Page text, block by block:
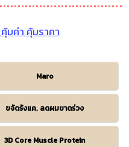
มค่า คุ้มราคา
Maro
ขจัดรังแค, ลดผมขาดร่วง
3D Core Muscle Protein